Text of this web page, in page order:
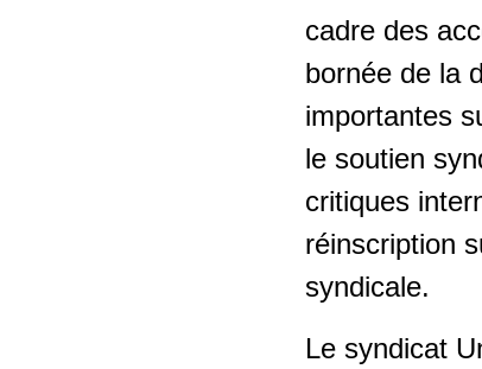
cadre des
bornée de la
importantes
le soutien
critiques
réinscription
syndicale.
Le syndicat